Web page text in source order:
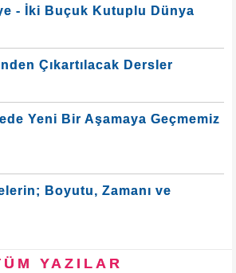
- İki Buçuk Kutuplu Dünya
Çıkartılacak Dersler
Yeni Bir Aşamaya Geçmemiz
Boyutu, Zamanı ve
YAZILAR